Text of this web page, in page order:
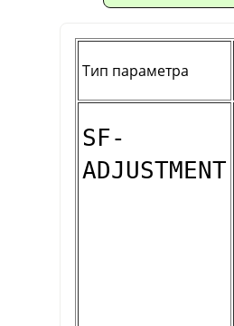
Тип параметра
SF-
ADJUSTMENT